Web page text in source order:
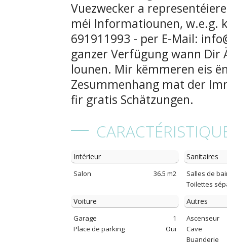
Intérieur
Salon 36.5 m2
Sanitaires
Salles de
Toilettes
Voiture
Garage
1
Place de parking
Oui
Autres
Ascenseur
Cave
Buanderie